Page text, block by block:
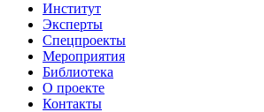
Институт
Эксперты
Спецпроекты
Мероприятия
Библиотека
О проекте
Контакты